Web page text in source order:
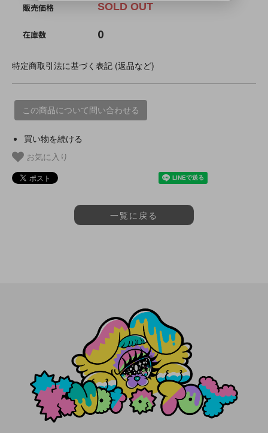
販売価格 SOLD OUT
在庫数 0
特定商取引法に基づく表記 (返品など)
この商品について問い合わせる
買い物を続ける
お気に入り
一覧に戻る